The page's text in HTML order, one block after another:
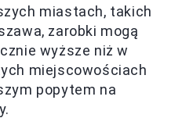
miastach, takich
zarobki mogą
wyższe niż w
miejscowościach
popytem na